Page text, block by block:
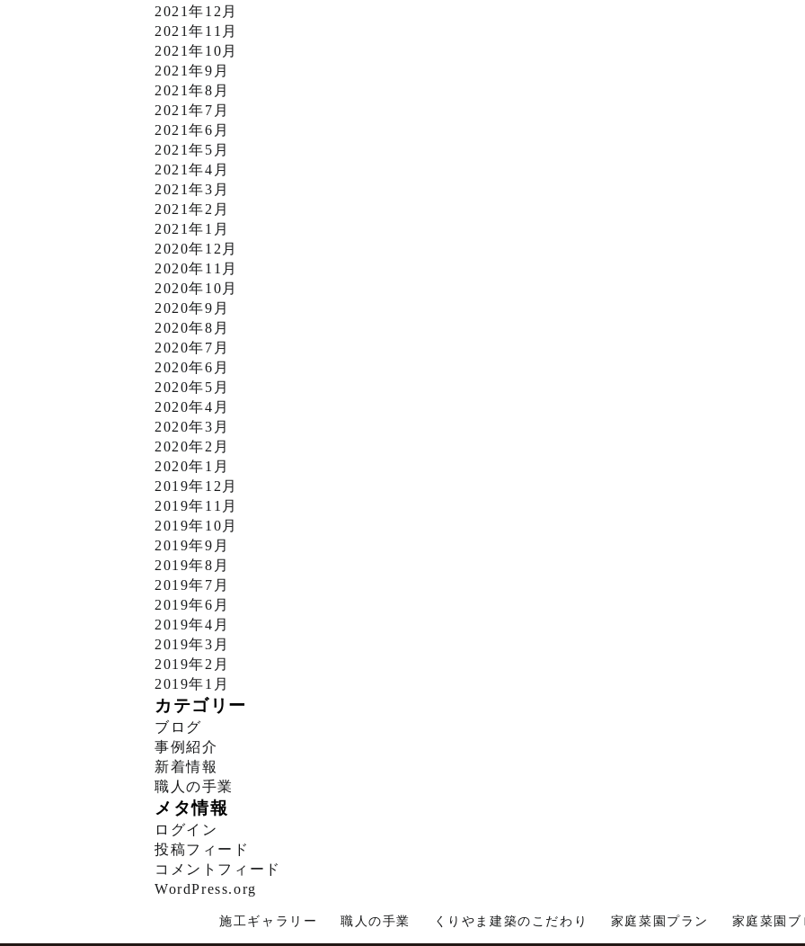
2021年12月
2021年11月
2021年10月
2021年9月
2021年8月
2021年7月
2021年6月
2021年5月
2021年4月
2021年3月
2021年2月
2021年1月
2020年12月
2020年11月
2020年10月
2020年9月
2020年8月
2020年7月
2020年6月
2020年5月
2020年4月
2020年3月
2020年2月
2020年1月
2019年12月
2019年11月
2019年10月
2019年9月
2019年8月
2019年7月
2019年6月
2019年4月
2019年3月
2019年2月
2019年1月
カテゴリー
ブログ
事例紹介
新着情報
職人の手業
メタ情報
ログイン
投稿フィード
コメントフィード
WordPress.org
施工ギャラリー 職人の手業 くりやま建築のこだわり 家庭菜園プラン 家庭菜園ブ